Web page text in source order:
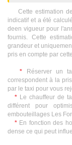
Cette estimation de
indicatif et a été
deen vigueur pour
fournis. Cette
grandeur et
pris en compte par
* Réserver un
correspondent à la
par le taxi pour vous
* Le chauffeur de
différent pour
embouteillages Les
*En fonction des
dense ce qui peut